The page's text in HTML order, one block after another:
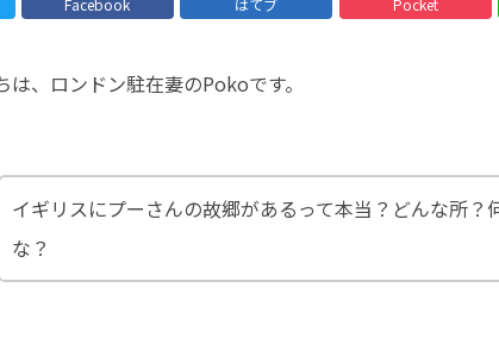
Facebook はてブ Pocket
は、ロンドン駐在妻のPokoです。
イギリスにプーさんの故郷があるって本当？どんな所
な？